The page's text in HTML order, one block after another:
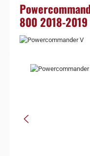
800 2018-2019
Bildergalerie